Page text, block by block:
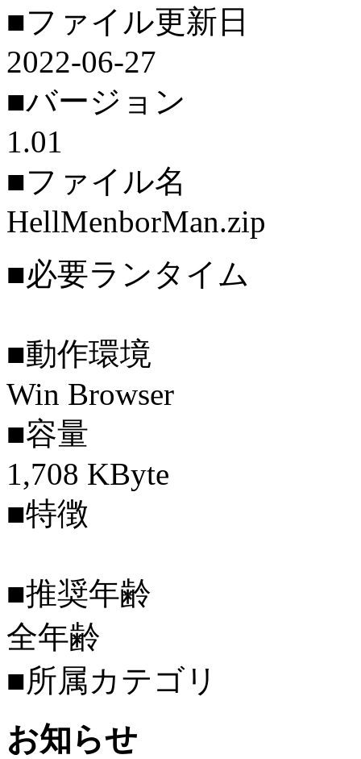
■ファイル更新日
2022-06-27
■バージョン
1.01
■ファイル名
HellMenborMan.zip
■必要ランタイム
■動作環境
Win Browser
■容量
1,708 KByte
■特徴
■推奨年齢
全年齢
■所属カテゴリ
お知らせ